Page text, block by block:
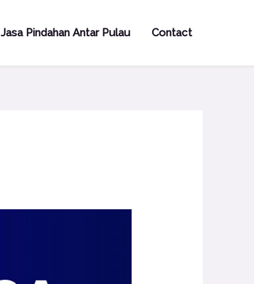
Jasa Pindahan Antar Pulau Contact